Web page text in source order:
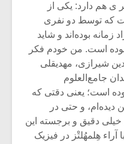
هم دارد: یکی از
که توسط دو نفری
بوده‌اند و شاید
است. من خودم فکر
شیرازی، مهدیقلی
جامع‌العلوم
است؛ یعنی دقتی که
دیده‌ام، و حتی در
دقیق و برجسته این
آراء هِلمهُلتْز در فیزیک